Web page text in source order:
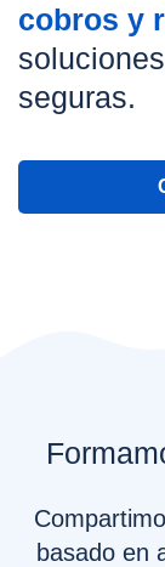
cobros y
seguras.
basado en